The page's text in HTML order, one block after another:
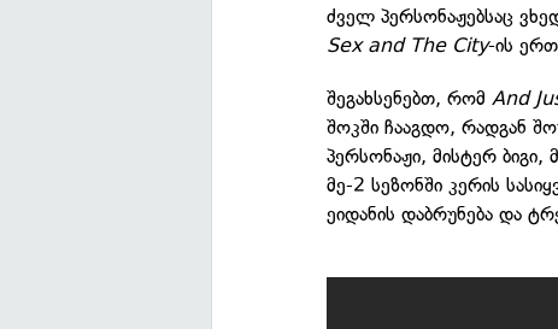
ძველ პერსონაჟებსაც
Sex and The City-ის
შეგახსენებთ, რომAnd
შოკში ჩააგდო, რადგან
პერსონაჟი, მისტერ
მე-2 სეზონში კერის
ეიდანის დაბრუნება და